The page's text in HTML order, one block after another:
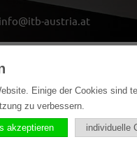
info@itb-austria.at
Einige der Cookies sind
zu verbessern.
akzeptieren individuelle